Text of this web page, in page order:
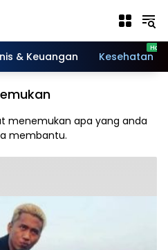
& Keuangan Kesehatan
menemukan apa yang anda
membantu.